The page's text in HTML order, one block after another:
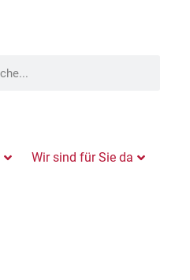
Wir sind für Sie da